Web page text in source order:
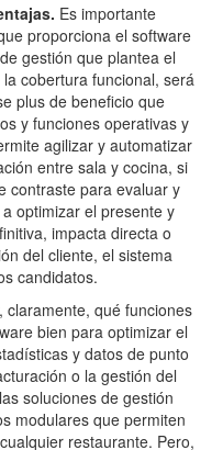
Es importante
proporciona el software
gestión que plantea el
cobertura funcional, será
plus de beneficio que
y funciones operativas y
agilizar y automatizar
entre sala y cocina, si
contraste para evaluar y
optimizar el presente y
impacta directa o
del cliente, el sistema
candidatos.
claramente, qué funciones
bien para optimizar el
y datos de punto
o la gestión del
soluciones de gestión
modulares que permiten
restaurante. Pero,